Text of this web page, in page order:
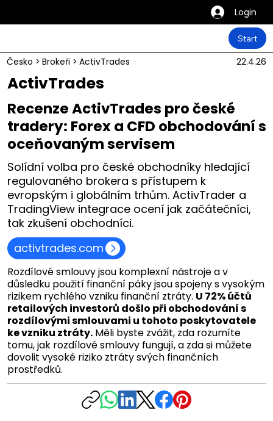
Login
Start
Česko > Brokeři > ActivTrades 22.4.26
ActivTrades
Recenze ActivTrades pro české
tradery: Forex a CFD obchodování s
oceňovaným servisem
Solídní volba pro české obchodníky hledající
regulovaného brokera s přístupem k
evropským i globálním trhům. ActivTrader a
TradingView integrace ocení jak začátečníci,
tak zkušení obchodníci.
activtrades.com
Rozdílové smlouvy jsou komplexní nástroje a v
důsledku použití finanční páky jsou spojeny s vysokým
rizikem rychlého vzniku finanční ztráty. U 72% účtů
retailových investorů došlo při obchodování s
rozdílovými smlouvami u tohoto poskytovatele
ke vzniku ztráty.Měli byste zvážit, zda rozumíte
tomu, jak rozdílové smlouvy fungují, a zda si můžete
dovolit vysoké riziko ztráty svých finančních
prostředků.